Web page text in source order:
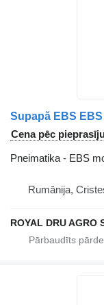
Cena pēc
Pneimatika - EBS
Rumānija,
ROYAL DRU AGRO